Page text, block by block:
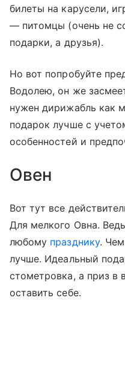
билеты на карусели,
— питомцы (очень не
подарки, а друзья).
Но вот попробуйте
Водолею, он же
нужен дирижабль как
подарок лучше с
особенностей и
Овен
Вот тут все
Для мелкого Овна.
любому празднику.
лучше. Идеальный
стометровка, а приз
оставить себе.